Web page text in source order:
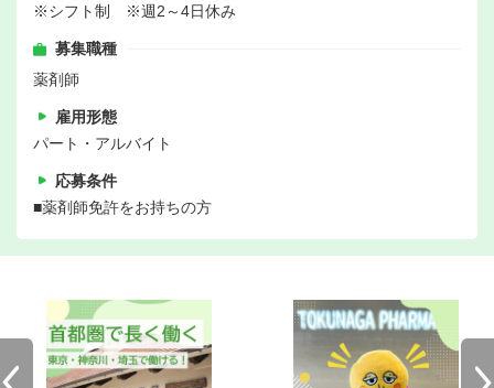
※シフト制 ※週2～4日休み
募集職種
薬剤師
雇用形態
パート・アルバイト
応募条件
■薬剤師免許をお持ちの方